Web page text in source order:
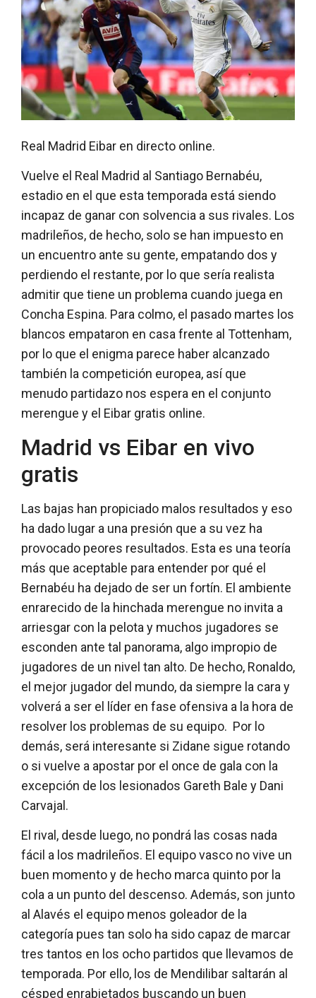
Real Madrid Eibar en directo online.
Vuelve el Real Madrid al Santiago Bernabéu,
estadio en el que esta temporada está siendo
incapaz de ganar con solvencia a sus rivales. Los
madrileños, de hecho, solo se han impuesto en
un encuentro ante su gente, empatando dos y
perdiendo el restante, por lo que sería realista
admitir que tiene un problema cuando juega en
Concha Espina. Para colmo, el pasado martes los
blancos empataron en casa frente al Tottenham,
por lo que el enigma parece haber alcanzado
también la competición europea, así que
menudo partidazo nos espera en el conjunto
merengue y el Eibar gratis online.
Madrid vs Eibar en vivo
gratis
Las bajas han propiciado malos resultados y eso
ha dado lugar a una presión que a su vez ha
provocado peores resultados. Esta es una teoría
más que aceptable para entender por qué el
Bernabéu ha dejado de ser un fortín. El ambiente
enrarecido de la hinchada merengue no invita a
arriesgar con la pelota y muchos jugadores se
esconden ante tal panorama, algo impropio de
jugadores de un nivel tan alto. De hecho, Ronaldo,
el mejor jugador del mundo, da siempre la cara y
volverá a ser el líder en fase ofensiva a la hora de
resolver los problemas de su equipo. Por lo
demás, será interesante si Zidane sigue rotando
o si vuelve a apostar por el once de gala con la
excepción de los lesionados Gareth Bale y Dani
Carvajal.
El rival, desde luego, no pondrá las cosas nada
fácil a los madrileños. El equipo vasco no vive un
buen momento y de hecho marca quinto por la
cola a un punto del descenso. Además, son junto
al Alavés el equipo menos goleador de la
categoría pues tan solo ha sido capaz de marcar
tres tantos en los ocho partidos que llevamos de
temporada. Por ello, los de Mendilibar saltarán al
césped enrabietados buscando un buen